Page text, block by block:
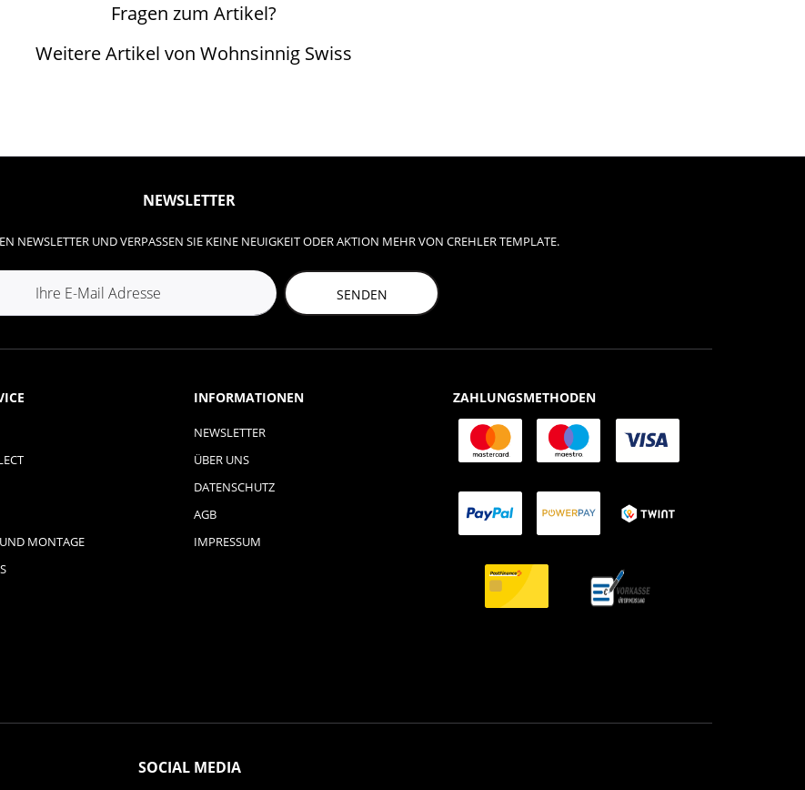
Fragen zum Artikel?
Weitere Artikel von Wohnsinnig Swiss
NEWSLETTER
NEWSLETTER UND VERPASSEN SIE KEINE NEUIGKEIT ODER AKTION MEHR VON CREHLER TEMPLATE.
SENDEN
MONTAGE
INFORMATIONEN
NEWSLETTER
ÜBER UNS
DATENSCHUTZ
AGB
IMPRESSUM
ZAHLUNGSMETHODEN
SOCIAL MEDIA